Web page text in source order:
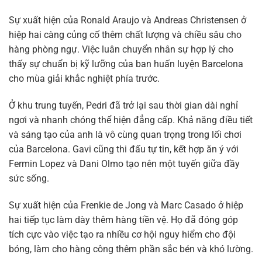
Sự xuất hiện của Ronald Araujo và Andreas Christensen ở
hiệp hai càng củng cố thêm chất lượng và chiều sâu cho
hàng phòng ngự. Việc luân chuyển nhân sự hợp lý cho
thấy sự chuẩn bị kỹ lưỡng của ban huấn luyện Barcelona
cho mùa giải khắc nghiệt phía trước.
Ở khu trung tuyến, Pedri đã trở lại sau thời gian dài nghỉ
ngơi và nhanh chóng thể hiện đẳng cấp. Khả năng điều tiết
và sáng tạo của anh là vô cùng quan trọng trong lối chơi
của Barcelona. Gavi cũng thi đấu tự tin, kết hợp ăn ý với
Fermin Lopez và Dani Olmo tạo nên một tuyến giữa đầy
sức sống.
Sự xuất hiện của Frenkie de Jong và Marc Casado ở hiệp
hai tiếp tục làm dày thêm hàng tiền vệ. Họ đã đóng góp
tích cực vào việc tạo ra nhiều cơ hội nguy hiểm cho đội
bóng, làm cho hàng công thêm phần sắc bén và khó lường.